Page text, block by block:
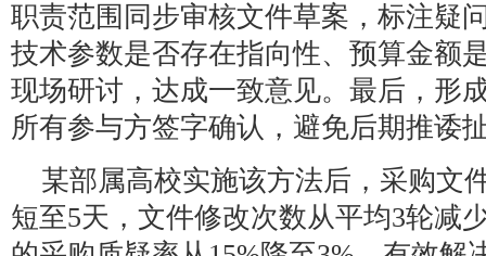
职责范围同步审核文件草案，标注疑
技术参数是否存在指向性、预算金额
现场研讨，达成一致意见。最后，形
所有参与方签字确认，避免后期推诿
某部属高校实施该方法后，采购文
短至5天，文件修改次数从平均3轮减